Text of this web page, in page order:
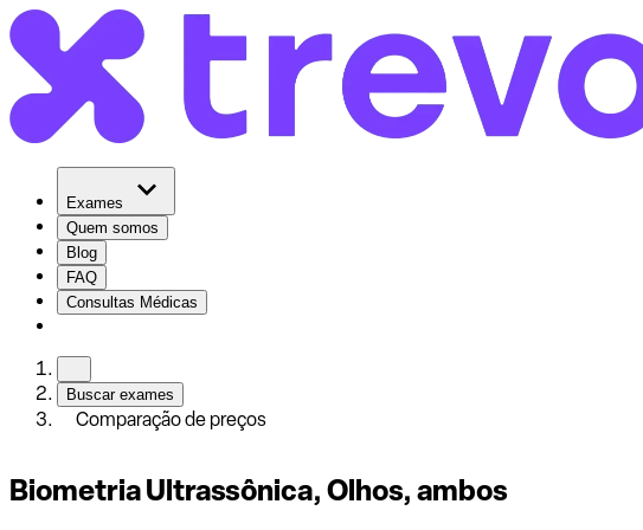
Exames
Quem somos
Blog
FAQ
Consultas Médicas
Buscar exames
Comparação de preços
Biometria Ultrassônica, Olhos, ambos